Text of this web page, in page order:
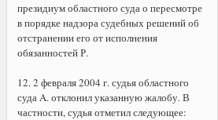
президиум областного суда о пересмотре
в порядке надзора судебных решений об
отстранении его от исполнения
обязанностей Р.
12. 2 февраля 2004 г. судья областного
суда A. отклонил указанную жалобу. В
частности, судья отметил следующее: